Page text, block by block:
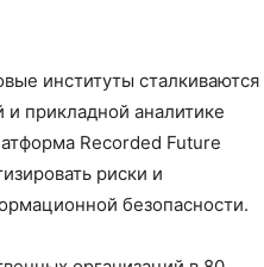
институты сталкиваются
прикладной аналитике
Recorded Future
риски и
безопасности.